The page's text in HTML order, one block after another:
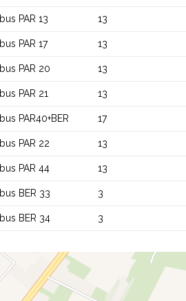
bus PAR 13 13
bus PAR 17 13
bus PAR 20 13
bus PAR 21 13
bus PAR40+BER 17
bus PAR 22 13
bus PAR 44 13
bus BER 33 3
bus BER 34 3